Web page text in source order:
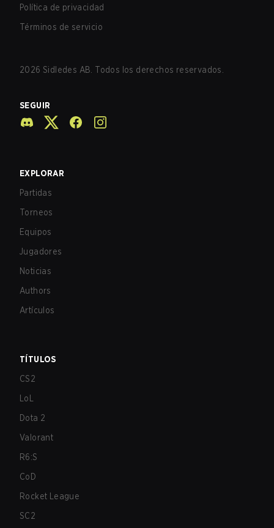
Política de privacidad
Términos de servicio
2026 Sidledes AB. Todos los derechos reservados.
SEGUIR
EXPLORAR
Partidas
Torneos
Equipos
Jugadores
Noticias
Authors
Artículos
TÍTULOS
CS2
LoL
Dota 2
Valorant
R6:S
CoD
Rocket League
SC2